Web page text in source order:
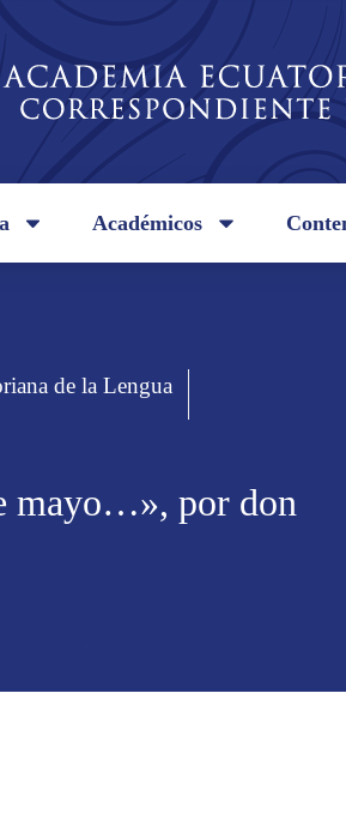
Académicos
de la Lengua
mayo…», por don